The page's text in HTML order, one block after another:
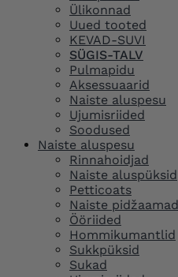
Ülikonnad
Uued tooted
KEVAD-SUVI
SÜGIS-TALV
Pulmapidu
Aksessuaarid
Naiste aluspesu
Ujumisriided
Soodused
Naiste aluspesu
Rinnahoidjad
Naiste aluspüksid
Petticoats
Naiste pidžaamad
Ööriided
Hommikumantlid
Sukkpüksid
Sukad